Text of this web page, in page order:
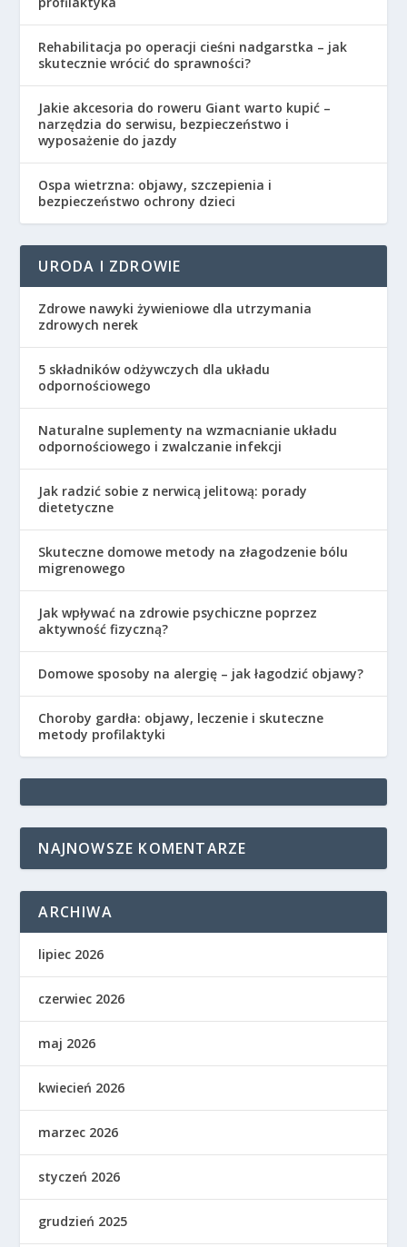
Rehabilitacja po operacji cieśni nadgarstka – jak
skutecznie wrócić do sprawności?
Jakie akcesoria do roweru Giant warto kupić –
narzędzia do serwisu, bezpieczeństwo i
wyposażenie do jazdy
Ospa wietrzna: objawy, szczepienia i
bezpieczeństwo ochrony dzieci
URODA I ZDROWIE
Zdrowe nawyki żywieniowe dla utrzymania
zdrowych nerek
5 składników odżywczych dla układu
odpornościowego
Naturalne suplementy na wzmacnianie układu
odpornościowego i zwalczanie infekcji
Jak radzić sobie z nerwicą jelitową: porady
dietetyczne
Skuteczne domowe metody na złagodzenie bólu
migrenowego
Jak wpływać na zdrowie psychiczne poprzez
aktywność fizyczną?
Domowe sposoby na alergię – jak łagodzić objawy?
Choroby gardła: objawy, leczenie i skuteczne
metody profilaktyki
NAJNOWSZE KOMENTARZE
ARCHIWA
lipiec 2026
czerwiec 2026
maj 2026
kwiecień 2026
marzec 2026
styczeń 2026
grudzień 2025